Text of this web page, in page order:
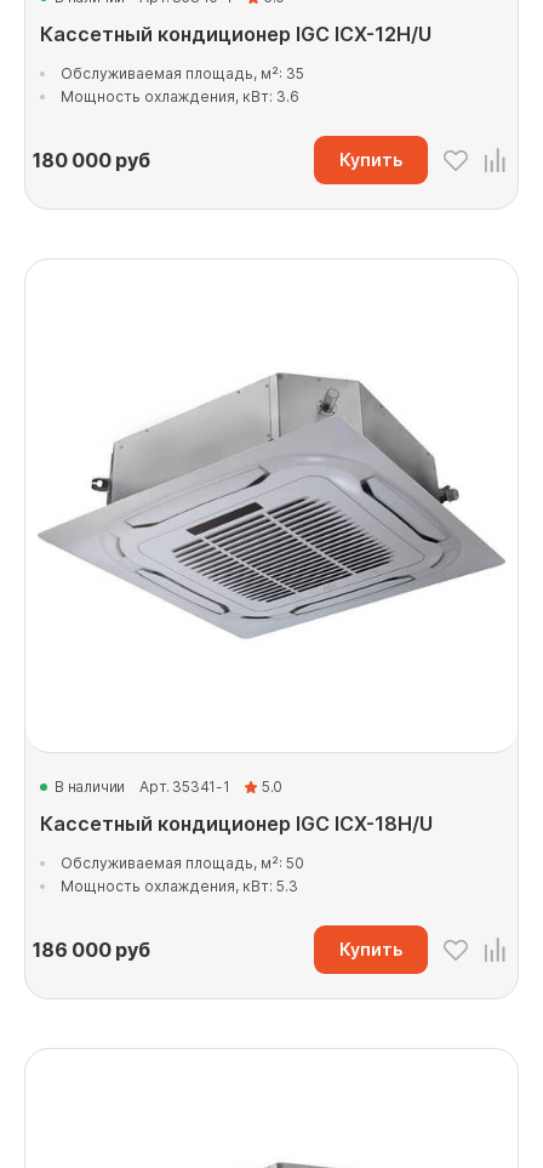
Кассетный кондиционер IGC ICX-12H/U
Обслуживаемая площадь, м²: 35
Мощность охлаждения, кВт: 3.6
180 000руб Купить
В наличии Арт. 35341-1 5.0
Кассетный кондиционер IGC ICX-18H/U
Обслуживаемая площадь, м²: 50
Мощность охлаждения, кВт: 5.3
186 000руб Купить